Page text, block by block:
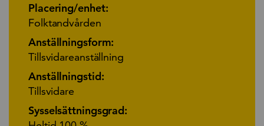
Placering/enhet:
Folktandvården
Anställningsform:
Tillsvidareanställning
Anställningstid:
Tillsvidare
Sysselsättningsgrad: